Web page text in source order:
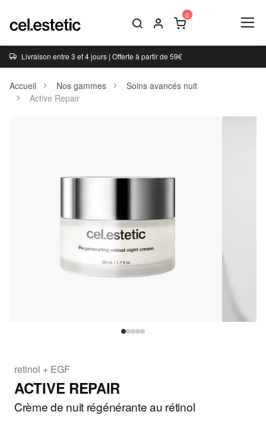
Livraison entre 3 et 4 jours | Offerte à partir de 59€
Accueil Nos gammes
Soins avancés nuit
Active Repair
retinol + EGF
ACTIVE REPAIR
Crème de nuit régénérante au rétinol